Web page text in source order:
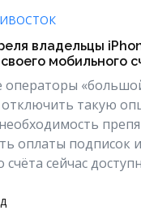
владельцы
мобильного
такую
оплаты подписок
сейчас